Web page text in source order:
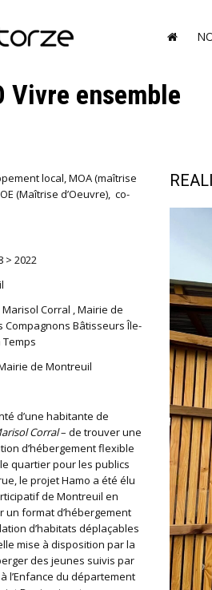
Vivre ensemble
local, MOA (maîtrise
(Maîtrise d’Oeuvre), co-
> 2022
Marisol Corral , Mairie de
Compagnons Bâtisseurs Île-
Temps
de Montreuil
d’une habitante de
Corral– de trouver une
d’hébergement flexible
quartier pour les publics
le projet Hamo a été élu
de Montreuil en
un format d’hébergement
d’habitats déplaçables
mise à disposition par la
des jeunes suivis par
à l’Enfance du département